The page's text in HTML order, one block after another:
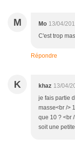
M Mo 13/04/
C'est trop
Répondre
K khaz 13/04/
je fais partie
masse<br />
que 10 ? <br
soit une